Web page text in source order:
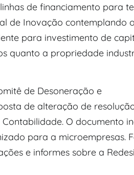
de financiamento para
de Inovação contemplando
para investimento de
quanto a propriedade
de Desoneração e
de alteração de
O documento
para a microempresas.
e informes sobre a